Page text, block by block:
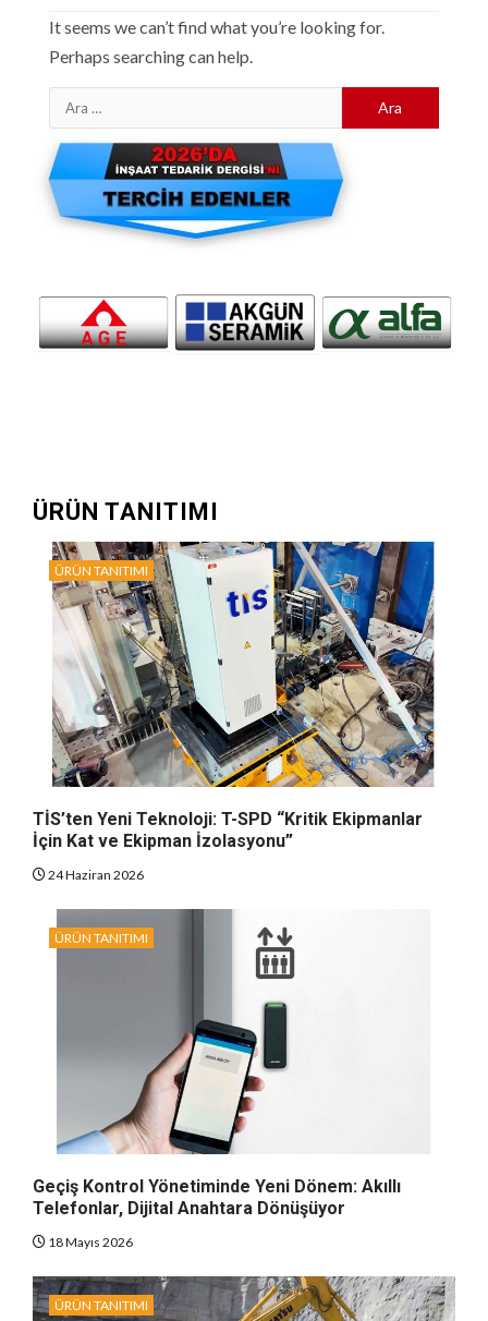
It seems we can’t find what you’re looking for.
Perhaps searching can help.
Arama:
ÜRÜN TANITIMI
ÜRÜN TANITIMI
TİS’ten Yeni Teknoloji: T-SPD “Kritik Ekipmanlar
İçin Kat ve Ekipman İzolasyonu”
24 Haziran 2026
ÜRÜN TANITIMI
Geçiş Kontrol Yönetiminde Yeni Dönem: Akıllı
Telefonlar, Dijital Anahtara Dönüşüyor
18 Mayıs 2026
ÜRÜN TANITIMI